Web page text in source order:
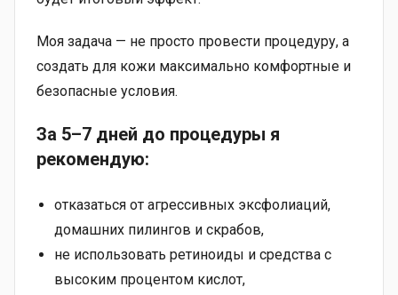
Моя задача — не просто провести процедуру, а
создать для кожи максимально комфортные и
безопасные условия.
За 5–7 дней до процедуры я
рекомендую:
отказаться от агрессивных эксфолиаций,
домашних пилингов и скрабов,
не использовать ретиноиды и средства с
высоким процентом кислот,